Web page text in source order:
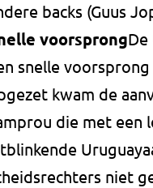
backs (Guus
voorsprong
snelle
kwam de
die met een
niet